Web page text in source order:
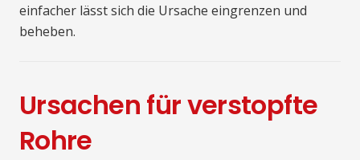
einfacher lässt sich die Ursache eingrenzen und
beheben.
Ursachen für verstopfte
Rohre